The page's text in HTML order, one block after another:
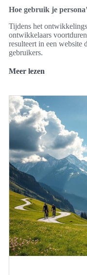
Hoe gebruik je
Tijdens het
ontwikkelaars
resulteert in een website
gebruikers.
Meer lezen